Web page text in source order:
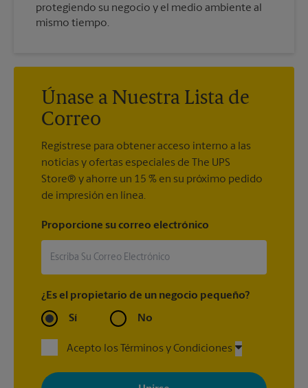
protegiendo su negocio y el medio ambiente al
mismo tiempo.
Únase a Nuestra Lista de
Correo
Regístrese para obtener acceso interno a las
noticias y ofertas especiales de The UPS
Store® y ahorre un 15 % en su próximo pedido
de impresión en línea.
Proporcione su correo electrónico
¿Es el propietario de un negocio pequeño?
Sí No
Acepto los Términos y Condiciones
Al registrarse, acepta recibir correos electrónicos de The UPS
Store con noticias, ofertas especiales, promociones y mensajes